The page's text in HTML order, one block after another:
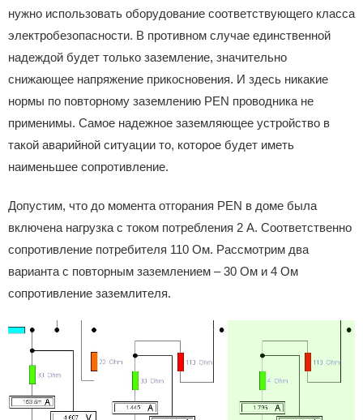
нужно использовать оборудование соответствующего класса
электробезопасности. В противном случае единственной
надеждой будет только заземление, значительно
снижающее напряжение прикосновения. И здесь никакие
нормы по повторному заземлению PEN проводника не
применимы. Самое надежное заземляющее устройство в
такой аварийной ситуации то, которое будет иметь
наименьшее сопротивление.
Допустим, что до момента отгорания PEN в доме была
включена нагрузка с током потребления 2 А. Соответственно
сопротивление потребителя 110 Ом. Рассмотрим два
варианта с повторным заземлением – 30 Ом и 4 Ом
сопротивление заземлителя.